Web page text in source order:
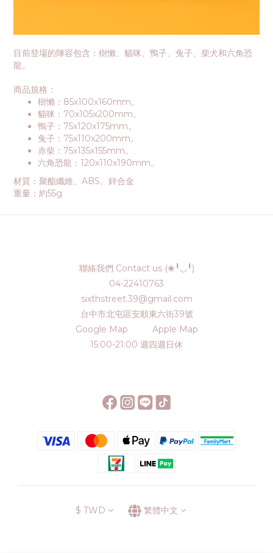
目前登場的陣容包含：樹懶、貓咪、鴨子、兔子、柴犬和六角恐
龍。
商品規格：
樹懶：85x100x160mm。
貓咪：70x105x200mm。
鴨子：75x120x175mm。
兔子：75x110x200mm。
赤柴：75x135x155mm。
六角恐龍：120x110x190mm。
材質：聚酯纖維、ABS、鋅合金
重量：約55g
聯絡我們 Contact us (❀╹◡╹)
04-22410763
sixthstreet.39@gmail.com
台中市北屯區安順東六街39號
Google Map
Apple Map
15:00-21:00 週四週日休
$ TWD 繁體中文